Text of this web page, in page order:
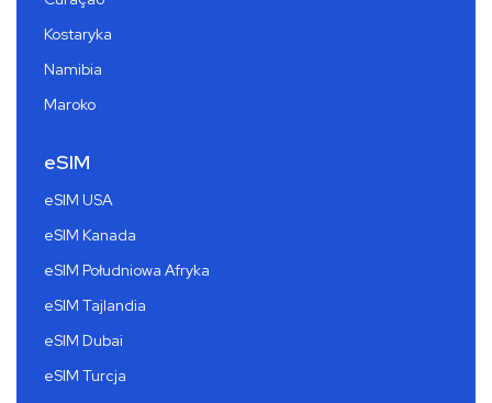
Kostaryka
Namibia
Maroko
eSIM
eSIM USA
eSIM Kanada
eSIM Południowa Afryka
eSIM Tajlandia
eSIM Dubai
eSIM Turcja